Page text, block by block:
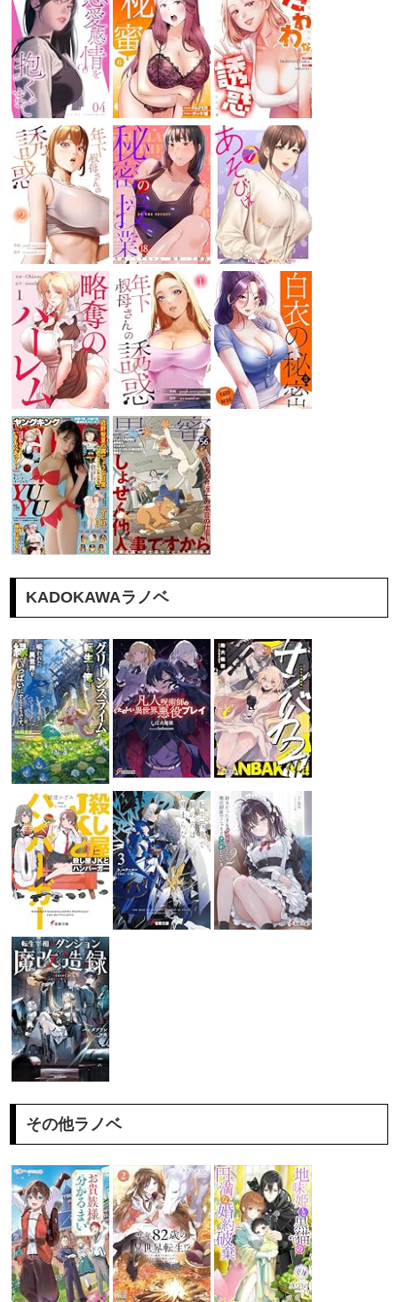
KADOKAWAラノベ
その他ラノベ